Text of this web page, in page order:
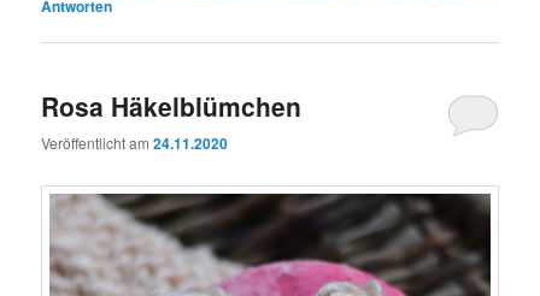
Antworten
Rosa Häkelblümchen
Veröffentlicht am24.11.2020